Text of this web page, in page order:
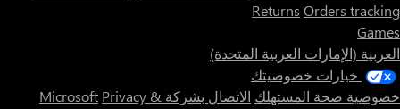
Returns Orders tracking
Games
العربية (الإمارات العربية المتحدة)
خيارات خصوصيتك
خصوصية صحة المستهلك الاتصال بشركة Microsoft Privacy &